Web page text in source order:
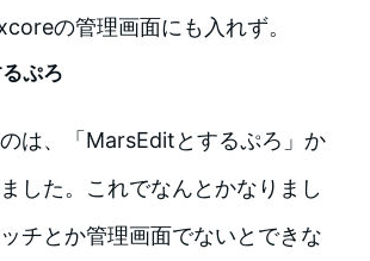
の管理画面にも入れず。
ぷろ
は、「MarsEditとするぷろ」か
した。これでなんとかなりまし
チとか管理画面でないとできな